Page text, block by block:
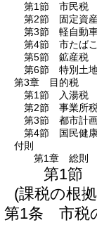
第1節
市民税
第2節
固定資
第3節
軽自動
第4節
市たば
第5節
鉱産税
第6節
特別土
第3章
目的税
第1節
入湯税
第2節
事業所
第3節
都市計
第4節
国民健
付則
第1章
総則
第1節
(課税の根
第1条
市税